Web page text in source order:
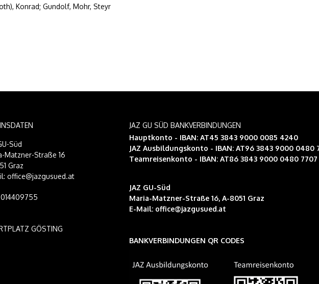
Konrad; Gundolf, Mohr, Steyr
Süd
Matzner-Straße 16
Graz
office@jazgusued.at
014409755
GÖSTING
JAZ GU SÜD BANKVERBINDUNGEN
Hauptkonto - IBAN: AT45 3843 9000 0085 4240
JAZ Ausbildungskonto - IBAN: AT96 3843 9000 0480
Teamreisenkonto - IBAN: AT86 3843 9000 0480 7707
JAZ GU-Süd
Maria-Matzner-Straße 16, A-8051 Graz
E-Mail: office@jazgusued.at
BANKVERBINDUNGEN QR CODES